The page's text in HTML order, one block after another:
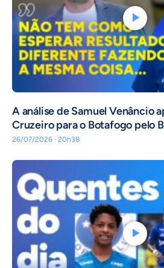
A análise de Samuel Venâncio
Cruzeiro para o Botafogo pelo
26/07/2026 · 20h38